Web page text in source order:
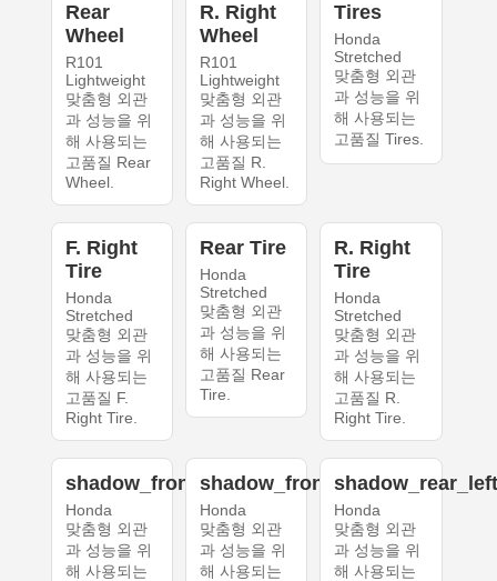
Rear
Wheel
R101
Lightweight
맞춤형 외관
과 성능을 위
해 사용되는
고품질 Rear
Wheel.
R. Right
Wheel
R101
Lightweight
맞춤형 외관
과 성능을 위
해 사용되는
고품질 R.
Right Wheel.
Tires
Honda
Stretched
맞춤형 외관
과 성능을 위
해 사용되는
고품질 Tires.
F. Right
Tire
Honda
Stretched
맞춤형 외관
과 성능을 위
해 사용되는
고품질 F.
Right Tire.
Rear Tire
Honda
Stretched
맞춤형 외관
과 성능을 위
해 사용되는
고품질 Rear
Tire.
R. Right
Tire
Honda
Stretched
맞춤형 외관
과 성능을 위
해 사용되는
고품질 R.
Right Tire.
shadow_front_left
Honda
맞춤형 외관
과 성능을 위
해 사용되는
shadow_front_right
Honda
맞춤형 외관
과 성능을 위
해 사용되는
Honda
맞춤형 외관
과 성능을 위
해 사용되는